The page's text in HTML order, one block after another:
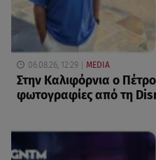
06.08.26, 12:29 MEDIA
Στην Καλιφόρνια ο
φωτογραφίες από τη